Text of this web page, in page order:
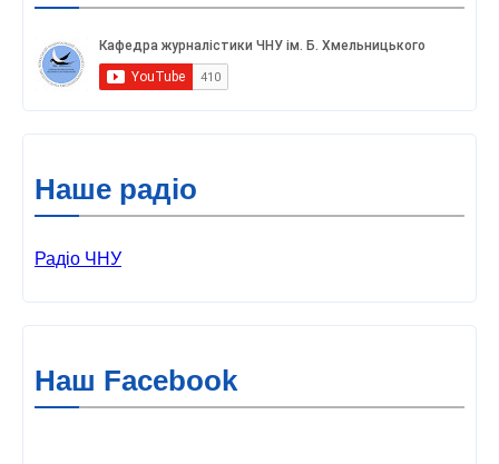
Наше радіо
Радіо ЧНУ
Наш Facebook